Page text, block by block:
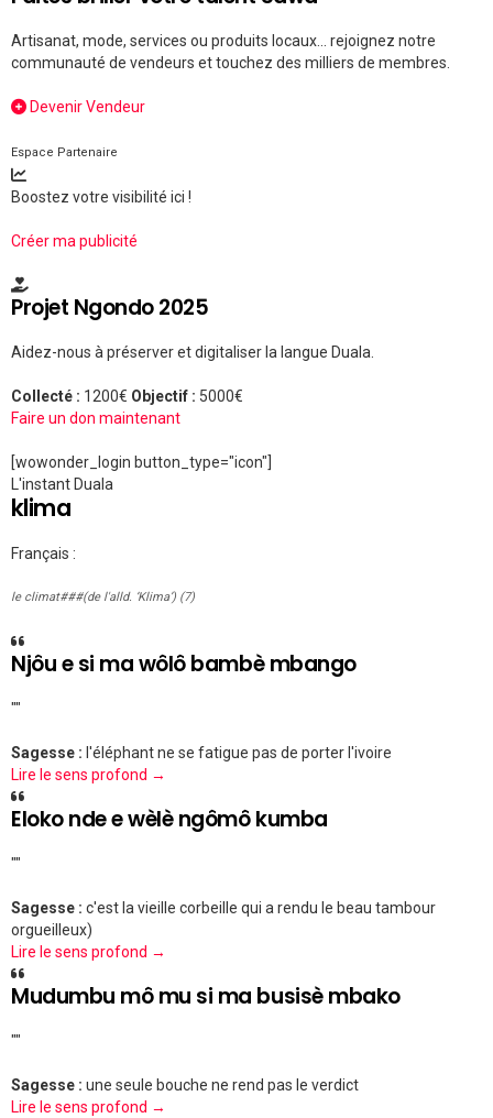
Artisanat, mode, services ou produits locaux... rejoignez notre
communauté de vendeurs et touchez des milliers de membres.
Devenir Vendeur
Espace Partenaire
Boostez votre visibilité ici !
Créer ma publicité
Projet Ngondo 2025
Aidez-nous à préserver et digitaliser la langue Duala.
Collecté : 1200€ Objectif : 5000€
Faire un don maintenant
[wowonder_login button_type="icon"]
L'instant Duala
klima
Français :
le climat###(de l'alld. ‘Klima’) (7)
Njôu e si ma wôlô bambè mbango
""
Sagesse : l'éléphant ne se fatigue pas de porter l'ivoire
Lire le sens profond →
Eloko nde e wèlè ngômô kumba
""
Sagesse : c'est la vieille corbeille qui a rendu le beau tambour
orgueilleux)
Lire le sens profond →
Mudumbu mô mu si ma busisè mbako
""
Sagesse : une seule bouche ne rend pas le verdict
Lire le sens profond →